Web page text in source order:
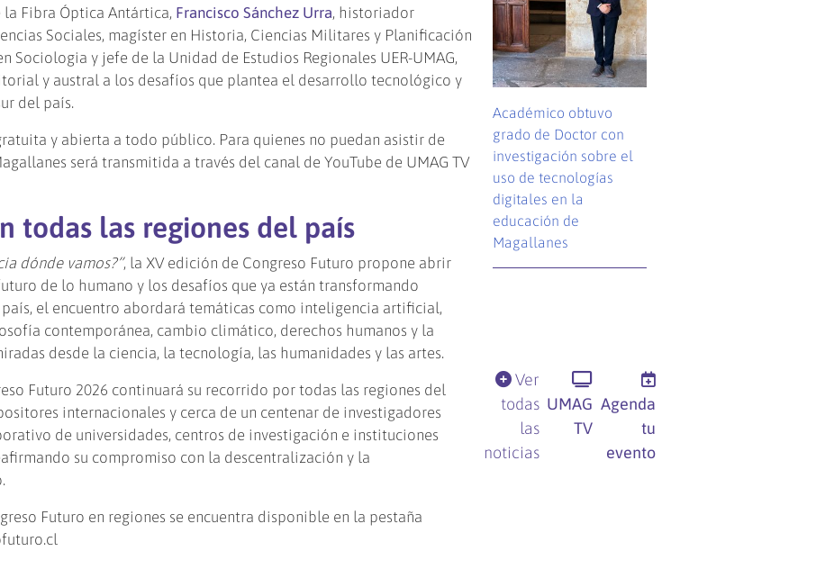
Fibra Óptica Antártica, Francisco Sánchez Urra, historiador
Sociales, magíster en Historia, Ciencias Militares y Planificación
Sociologia y jefe de la Unidad de Estudios Regionales UER-UMAG,
y austral a los desafíos que plantea el desarrollo tecnológico y
del país.
y abierta a todo público. Para quienes no puedan asistir de
será transmitida a través del canal de YouTube de UMAG TV
todas las regiones del país
dónde vamos?”, la XV edición de Congreso Futuro propone abrir
de lo humano y los desafíos que ya están transformando
el encuentro abordará temáticas como inteligencia artificial,
contemporánea, cambio climático, derechos humanos y la
desde la ciencia, la tecnología, las humanidades y las artes.
Futuro 2026 continuará su recorrido por todas las regiones del
internacionales y cerca de un centenar de investigadores
de universidades, centros de investigación e instituciones
su compromiso con la descentralización y la
Futuro en regiones se encuentra disponible en la pestaña
Académico obtuvo
grado de Doctor con
investigación sobre el
uso de tecnologías
digitales en la
educación de
Magallanes
Ver
todas
las
noticias
UMAG
TV
Agenda
tu
evento